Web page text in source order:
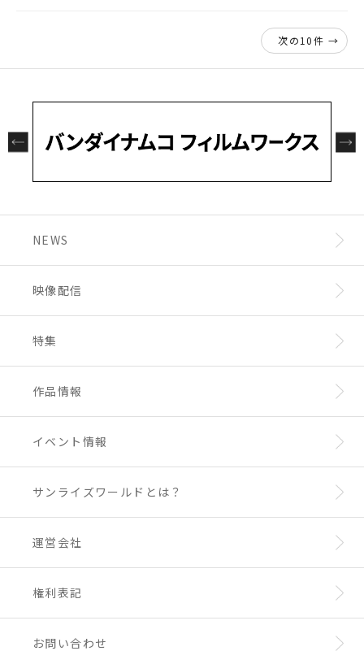
※HDリマスター素材による
http://www.b-ch.com/brand/ttl_list.php?
https://video.dmkt-sp.jp
[New!]
※毎週金曜12時更新。
信。以後毎週1話ずつ配信。
【配信中作品】
劇場版 機動戦士ガンダム *
*印の作品は12月31日配信終了
◆ auビデオパス
http://www.videopass.j
◆ J:COMオンデマンド メガパック
http://w
apack.html
境界線上のホライゾンII
まじめにふまじめ かいけつゾロリ
【配信中作品】
結界師 *
ファイ・ブレイン ～神のパズル オルペウス・
オーダー編 *
https://animepass.auon
【12月4日配信開始】[New!]
◆Hulu
http://www.hulu.jp/
魔神英雄伝ワタル ※HDリマスター素材による
【12月25日配信開始】[New!]
【配信中作品】
アイカツ！
機動戦士ガンダムSEED HDリマスター ※HD配
信
htt
ly/
最強銀河 究極ゼロ ～バトルスピリッツ～（第1
【配信中作品】
下記の一覧で「見放題」と記載されている作品
http://www.b-ch.com/brand/ttl_list.php?
次の10件 →
NEWS
映像配信
特集
作品情報
イベント情報
サンライズワールドとは？
運営会社
権利表記
お問い合わせ